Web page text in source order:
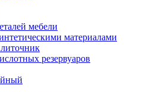
мебели
материалами
резервуаров